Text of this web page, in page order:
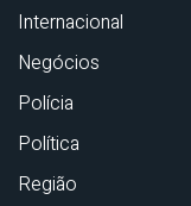
Internacional
Negócios
Polícia
Política
Região